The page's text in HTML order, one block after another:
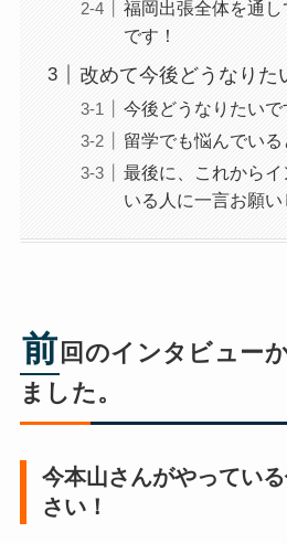
福岡出張全体を通
です！
改めて今後どうなりた
今後どうなりたいで
留学でも悩んでいる
最後に、これから
いる人に一言お願い
前 回のインタビュー
ました。
今本山さんがやってい
さい！